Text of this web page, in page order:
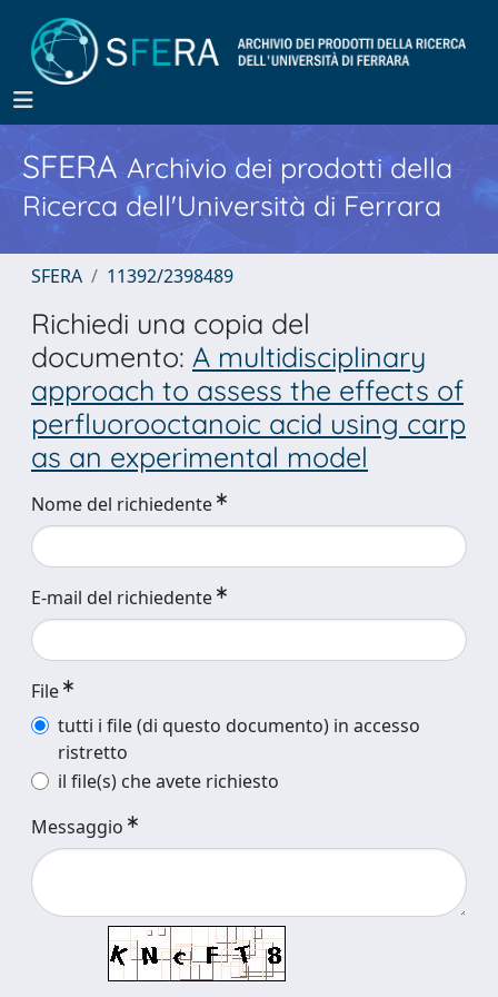
SFERA Archivio dei prodotti della
Ricerca dell'Università di Ferrara
SFERA 11392/2398489
Richiedi una copia del
documento: A multidisciplinary
approach to assess the effects of
perfluorooctanoic acid using carp
as an experimental model
Nome del richiedente
E-mail del richiedente
File
tutti i file (di questo documento) in accesso
ristretto
il file(s) che avete richiesto
Messaggio